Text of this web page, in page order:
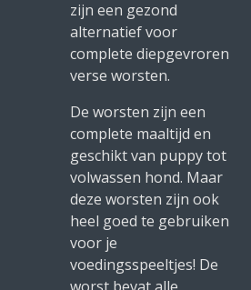
zijn een gezond
alternatief voor
complete diepgevroren
verse worsten.
De worsten zijn een
complete maaltijd en
geschikt van puppy tot
volwassen hond. Maar
deze worsten zijn ook
heel goed te gebruiken
voor je
voedingsspeeltjes! De